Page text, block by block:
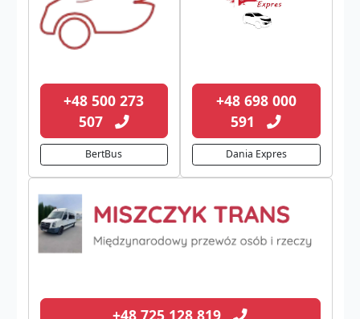
+48 500 273
507
BertBus
+48 698 000
591
Dania Expres
+48 725 128 819